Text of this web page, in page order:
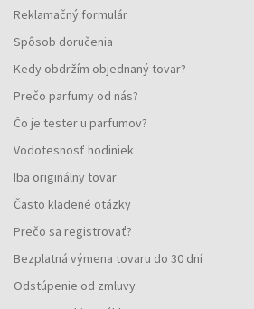
Reklamačný formulár
Spôsob doručenia
Kedy obdržím objednaný tovar?
Prečo parfumy od nás?
Čo je tester u parfumov?
Vodotesnosť hodiniek
Iba originálny tovar
Často kladené otázky
Prečo sa registrovať?
Bezplatná výmena tovaru do 30 dní
Odstúpenie od zmluvy